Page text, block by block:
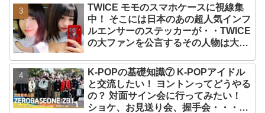
TWICE モモのスマホケースに視線集
中！ そこには日本のあの超人気インフ
ルエンサーのステッカーが・・TWICE
の大ファンを公言するその人物は大よ
と話題沸騰
K-POPの基礎知識⑦ K-POPアイドル
と交流したい！ ヨントンってどうやる
の？ 対面サイン会に行ってみたい！
ショケ、お見送り会、握手会・・・リ